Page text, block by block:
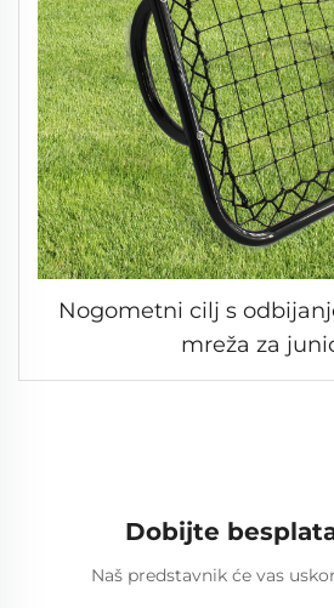
Nogometni cilj s
mreža za
Dobijte
Naš predstavnik će vas